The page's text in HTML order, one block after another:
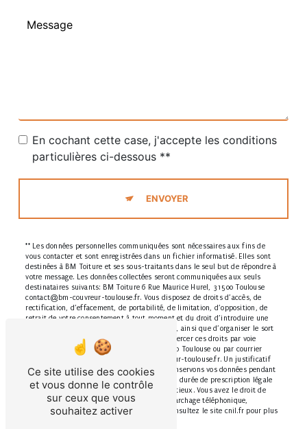
En cochant cette case, j'accepte les conditions
particulières ci-dessous **
ENVOYER
** Les données personnelles communiquées sont nécessaires aux fins de
vous contacter et sont enregistrées dans un fichier informatisé. Elles sont
destinées à BM Toiture et ses sous-traitants dans le seul but de répondre à
votre message. Les données collectées seront communiquées aux seuls
destinataires suivants: BM Toiture 6 Rue Maurice Hurel, 31500 Toulouse
contact@bm-couvreur-toulouse.fr. Vous disposez de droits d’accès, de
rectification, d’effacement, de portabilité, de limitation, d’opposition, de
retrait de votre consentement à tout moment et du droit d’introduire une
réclamation auprès d’une autorité de contrôle, ainsi que d’organiser le sort
de vos données post-mortem. Vous pouvez exercer ces droits par voie
postale à l'adresse 6 Rue Maurice Hurel, 31500 Toulouse ou par courrier
électronique à l'adresse contact@bm-couvreur-toulouse.fr. Un justificatif
d'identité pourra vous être demandé. Nous conservons vos données pendant
la période de prise de contact puis pendant la durée de prescription légale
aux fins probatoires et de gestion des contentieux. Vous avez le droit de
vous inscrire sur la liste d'opposition au démarchage téléphonique,
disponible à cette adresse: Bloctel.gouv.fr
. Consultez le site cnil.fr pour plus
Ce site utilise des cookies
et vous donne le contrôle
sur ceux que vous
souhaitez activer